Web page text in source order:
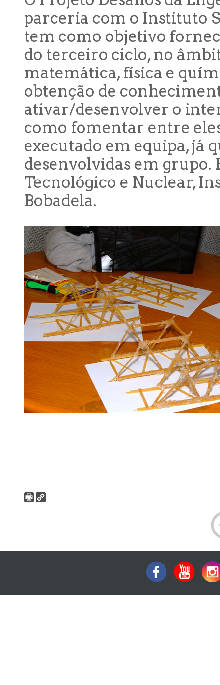
parceria com o Instituto
tem como objetivo
do terceiro ciclo, no
matemática, física e
obtenção de
ativar/desenvolver o
como fomentar entre
executado em equipa, já
desenvolvidas em
Tecnológico e Nuclear,
Bobadela.